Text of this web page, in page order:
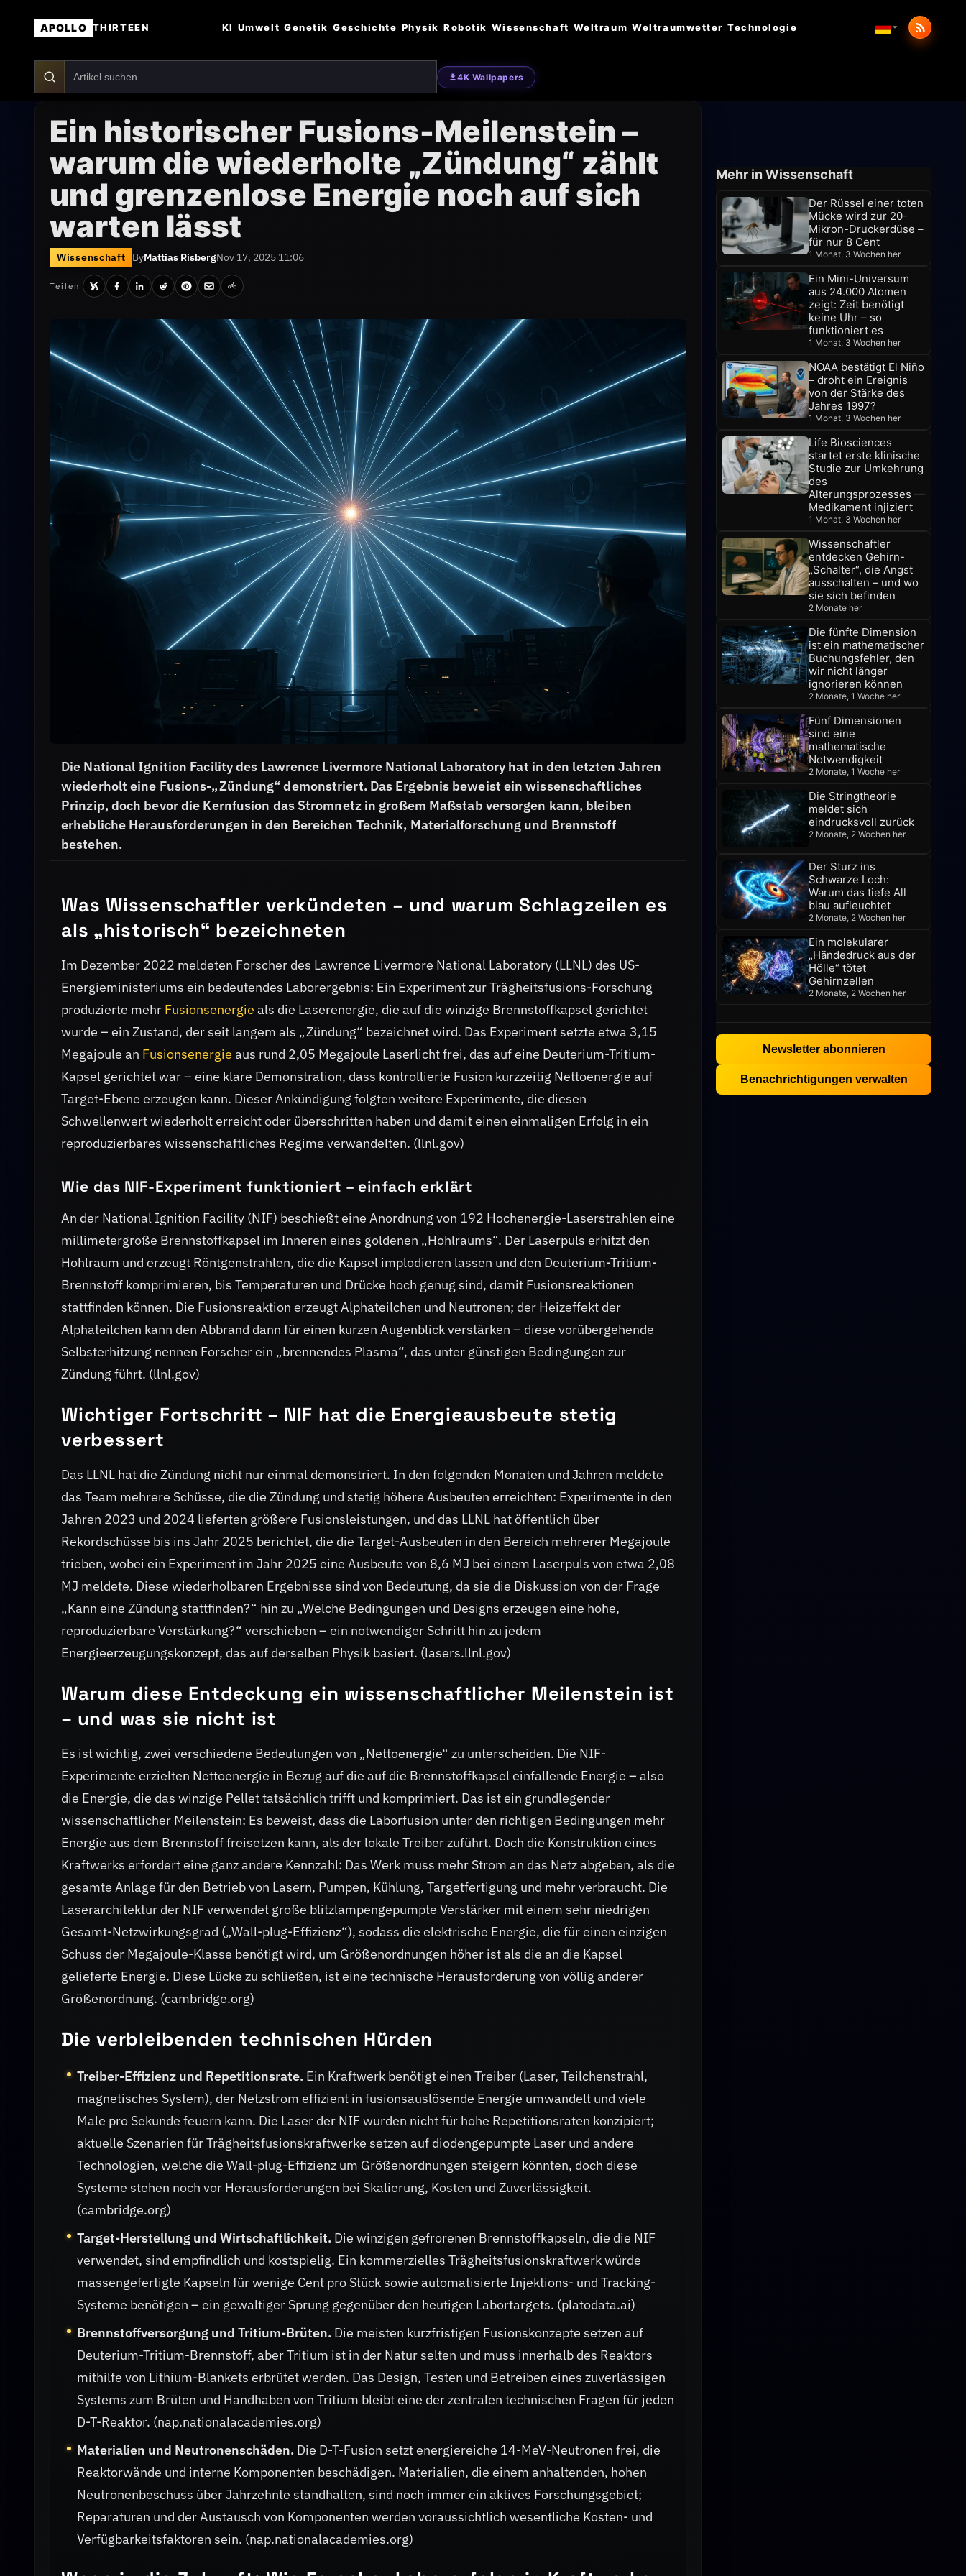
APOLLO THIRTEEN KI Umwelt Genetik Geschichte Physik Robotik Wissenschaft Weltraum Weltraumwetter Technologie
4K Wallpapers
Ein historischer Fusions-Meilenstein –
warum die wiederholte „Zündung“ zählt
und grenzenlose Energie noch auf sich
warten lässt
Wissenschaft ByMattias RisbergNov 17, 2025 11:06
Teilen
Die National Ignition Facility des Lawrence Livermore National Laboratory hat in den letzten Jahren
wiederholt eine Fusions-„Zündung“ demonstriert. Das Ergebnis beweist ein wissenschaftliches
Prinzip, doch bevor die Kernfusion das Stromnetz in großem Maßstab versorgen kann, bleiben
erhebliche Herausforderungen in den Bereichen Technik, Materialforschung und Brennstoff
bestehen.
Was Wissenschaftler verkündeten – und warum Schlagzeilen es
als „historisch“ bezeichneten
Im Dezember 2022 meldeten Forscher des Lawrence Livermore National Laboratory (LLNL) des US-
Energieministeriums ein bedeutendes Laborergebnis: Ein Experiment zur Trägheitsfusions-Forschung
produzierte mehr Fusionsenergie als die Laserenergie, die auf die winzige Brennstoffkapsel gerichtet
wurde – ein Zustand, der seit langem als „Zündung“ bezeichnet wird. Das Experiment setzte etwa 3,15
Megajoule an Fusionsenergie aus rund 2,05 Megajoule Laserlicht frei, das auf eine Deuterium-Tritium-
Kapsel gerichtet war – eine klare Demonstration, dass kontrollierte Fusion kurzzeitig Nettoenergie auf
Target-Ebene erzeugen kann. Dieser Ankündigung folgten weitere Experimente, die diesen
Schwellenwert wiederholt erreicht oder überschritten haben und damit einen einmaligen Erfolg in ein
reproduzierbares wissenschaftliches Regime verwandelten. (llnl.gov)
Wie das NIF-Experiment funktioniert – einfach erklärt
An der National Ignition Facility (NIF) beschießt eine Anordnung von 192 Hochenergie-Laserstrahlen eine
millimetergroße Brennstoffkapsel im Inneren eines goldenen „Hohlraums“. Der Laserpuls erhitzt den
Hohlraum und erzeugt Röntgenstrahlen, die die Kapsel implodieren lassen und den Deuterium-Tritium-
Brennstoff komprimieren, bis Temperaturen und Drücke hoch genug sind, damit Fusionsreaktionen
stattfinden können. Die Fusionsreaktion erzeugt Alphateilchen und Neutronen; der Heizeffekt der
Alphateilchen kann den Abbrand dann für einen kurzen Augenblick verstärken – diese vorübergehende
Selbsterhitzung nennen Forscher ein „brennendes Plasma“, das unter günstigen Bedingungen zur
Zündung führt. (llnl.gov)
Wichtiger Fortschritt – NIF hat die Energieausbeute stetig
verbessert
Das LLNL hat die Zündung nicht nur einmal demonstriert. In den folgenden Monaten und Jahren meldete
das Team mehrere Schüsse, die die Zündung und stetig höhere Ausbeuten erreichten: Experimente in den
Jahren 2023 und 2024 lieferten größere Fusionsleistungen, und das LLNL hat öffentlich über
Rekordschüsse bis ins Jahr 2025 berichtet, die die Target-Ausbeuten in den Bereich mehrerer Megajoule
trieben, wobei ein Experiment im Jahr 2025 eine Ausbeute von 8,6 MJ bei einem Laserpuls von etwa 2,08
MJ meldete. Diese wiederholbaren Ergebnisse sind von Bedeutung, da sie die Diskussion von der Frage
„Kann eine Zündung stattfinden?“ hin zu „Welche Bedingungen und Designs erzeugen eine hohe,
reproduzierbare Verstärkung?“ verschieben – ein notwendiger Schritt hin zu jedem
Energieerzeugungskonzept, das auf derselben Physik basiert. (lasers.llnl.gov)
Warum diese Entdeckung ein wissenschaftlicher Meilenstein ist
– und was sie nicht ist
Es ist wichtig, zwei verschiedene Bedeutungen von „Nettoenergie“ zu unterscheiden. Die NIF-
Experimente erzielten Nettoenergie in Bezug auf die auf die Brennstoffkapsel einfallende Energie – also
die Energie, die das winzige Pellet tatsächlich trifft und komprimiert. Das ist ein grundlegender
wissenschaftlicher Meilenstein: Es beweist, dass die Laborfusion unter den richtigen Bedingungen mehr
Energie aus dem Brennstoff freisetzen kann, als der lokale Treiber zuführt. Doch die Konstruktion eines
Kraftwerks erfordert eine ganz andere Kennzahl: Das Werk muss mehr Strom an das Netz abgeben, als die
gesamte Anlage für den Betrieb von Lasern, Pumpen, Kühlung, Targetfertigung und mehr verbraucht. Die
Laserarchitektur der NIF verwendet große blitzlampengepumpte Verstärker mit einem sehr niedrigen
Gesamt-Netzwirkungsgrad („Wall-plug-Effizienz“), sodass die elektrische Energie, die für einen einzigen
Schuss der Megajoule-Klasse benötigt wird, um Größenordnungen höher ist als die an die Kapsel
gelieferte Energie. Diese Lücke zu schließen, ist eine technische Herausforderung von völlig anderer
Größenordnung. (cambridge.org)
Die verbleibenden technischen Hürden
Treiber-Effizienz und Repetitionsrate. Ein Kraftwerk benötigt einen Treiber (Laser, Teilchenstrahl,
magnetisches System), der Netzstrom effizient in fusionsauslösende Energie umwandelt und viele
Male pro Sekunde feuern kann. Die Laser der NIF wurden nicht für hohe Repetitionsraten konzipiert;
aktuelle Szenarien für Trägheitsfusionskraftwerke setzen auf diodengepumpte Laser und andere
Technologien, welche die Wall-plug-Effizienz um Größenordnungen steigern könnten, doch diese
Systeme stehen noch vor Herausforderungen bei Skalierung, Kosten und Zuverlässigkeit.
(cambridge.org)
Target-Herstellung und Wirtschaftlichkeit. Die winzigen gefrorenen Brennstoffkapseln, die die NIF
verwendet, sind empfindlich und kostspielig. Ein kommerzielles Trägheitsfusionskraftwerk würde
massengefertigte Kapseln für wenige Cent pro Stück sowie automatisierte Injektions- und Tracking-
Systeme benötigen – ein gewaltiger Sprung gegenüber den heutigen Labortargets. (platodata.ai)
Brennstoffversorgung und Tritium-Brüten. Die meisten kurzfristigen Fusionskonzepte setzen auf
Deuterium-Tritium-Brennstoff, aber Tritium ist in der Natur selten und muss innerhalb des Reaktors
mithilfe von Lithium-Blankets erbrütet werden. Das Design, Testen und Betreiben eines zuverlässigen
Systems zum Brüten und Handhaben von Tritium bleibt eine der zentralen technischen Fragen für jeden
D-T-Reaktor. (nap.nationalacademies.org)
Materialien und Neutronenschäden. Die D-T-Fusion setzt energiereiche 14-MeV-Neutronen frei, die
Reaktorwände und interne Komponenten beschädigen. Materialien, die einem anhaltenden, hohen
Neutronenbeschuss über Jahrzehnte standhalten, sind noch immer ein aktives Forschungsgebiet;
Reparaturen und der Austausch von Komponenten werden voraussichtlich wesentliche Kosten- und
Verfügbarkeitsfaktoren sein. (nap.nationalacademies.org)
Mehr in Wissenschaft
Der Rüssel einer toten
Mücke wird zur 20-
Mikron-Druckerdüse –
für nur 8 Cent
1 Monat, 3 Wochen her
Ein Mini-Universum
aus 24.000 Atomen
zeigt: Zeit benötigt
keine Uhr – so
funktioniert es
1 Monat, 3 Wochen her
NOAA bestätigt El Niño
– droht ein Ereignis
von der Stärke des
Jahres 1997?
1 Monat, 3 Wochen her
Life Biosciences
startet erste klinische
Studie zur Umkehrung
des
Alterungsprozesses —
Medikament injiziert
1 Monat, 3 Wochen her
Wissenschaftler
entdecken Gehirn-
„Schalter“, die Angst
ausschalten – und wo
sie sich befinden
2 Monate her
Die fünfte Dimension
ist ein mathematischer
Buchungsfehler, den
wir nicht länger
ignorieren können
2 Monate, 1 Woche her
Fünf Dimensionen
sind eine
mathematische
Notwendigkeit
2 Monate, 1 Woche her
Die Stringtheorie
meldet sich
eindrucksvoll zurück
2 Monate, 2 Wochen her
Der Sturz ins
Schwarze Loch:
Warum das tiefe All
blau aufleuchtet
2 Monate, 2 Wochen her
Ein molekularer
„Händedruck aus der
Hölle“ tötet
Gehirnzellen
2 Monate, 2 Wochen her
Newsletter abonnieren
Benachrichtigungen verwalten